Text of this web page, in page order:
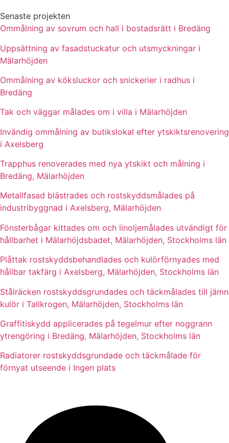
Senaste projekten
Ommålning av sovrum och hall i bostadsrätt i Bredäng
Uppsättning av fasadstuckatur och utsmyckningar i
Mälarhöjden
Ommålning av köksluckor och snickerier i radhus i
Bredäng
Tak och väggar målades om i villa i Mälarhöjden
Invändig ommålning av butikslokal efter ytskiktsrenovering
i Axelsberg
Trapphus renoverades med nya ytskikt och målning i
Bredäng, Mälarhöjden
Metallfasad blästrades och rostskyddsmålades på
industribyggnad i Axelsberg, Mälarhöjden
Fönsterbågar kittades om och linoljemålades utvändigt för
hållbarhet i Mälarhöjdsbadet, Mälarhöjden, Stockholms län
Plåttak rostskyddsbehandlades och kulörförnyades med
hållbar takfärg i Axelsberg, Mälarhöjden, Stockholms län
Stålräcken rostskyddsgrundades och täckmålades till jämn
kulör i Tallkrogen, Mälarhöjden, Stockholms län
Graffitiskydd applicerades på tegelmur efter noggrann
ytrengöring i Bredäng, Mälarhöjden, Stockholms län
Radiatorer rostskyddsgrundade och täckmålade för
förnyat utseende i Ingen plats